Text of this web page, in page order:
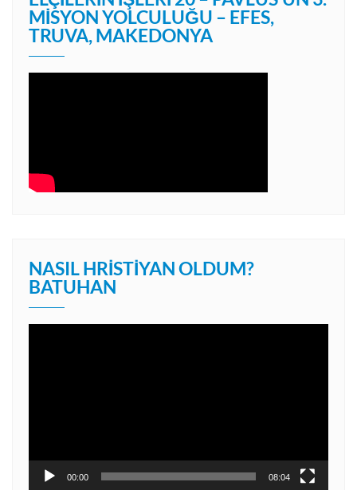
MISYON YOLCULUĞU – EFES,
TRUVA, MAKEDONYA
NASIL HRISTIYAN OLDUM?
BATUHAN
00:00 08:04